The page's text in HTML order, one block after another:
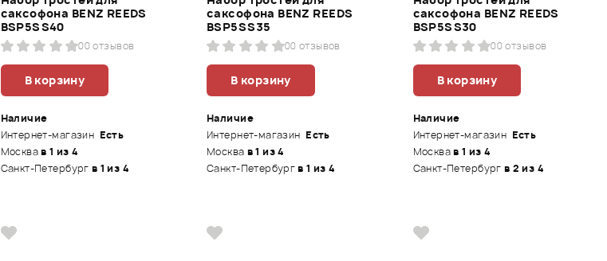
саксофона BENZ REEDS
BSP5SS40
00 отзывов
В корзину
Наличие
Интернет-магазин Есть
Москвав 1 из 4
Санкт-Петербург в 1 из 4
саксофона BENZ REEDS
BSP5SS35
00 отзывов
В корзину
Наличие
Интернет-магазин Есть
Москва в 1 из 4
Санкт-Петербургв 1 из 4
саксофона BENZ REEDS
BSP5SS30
00 отзывов
В корзину
Наличие
Интернет-магазин Есть
Москвав 1 из 4
Санкт-Петербург в 2 из 4